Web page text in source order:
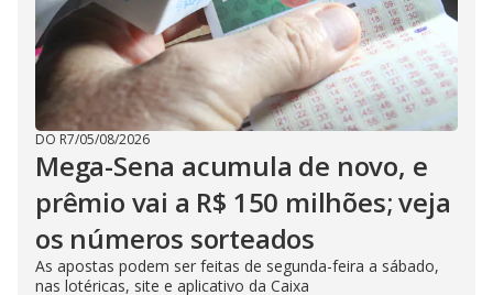
DO R7/05/08/2026
Mega-Sena acumula de novo, e
prêmio vai a R$ 150 milhões; veja
os números sorteados
As apostas podem ser feitas de segunda-feira a sábado,
nas lotéricas, site e aplicativo da Caixa